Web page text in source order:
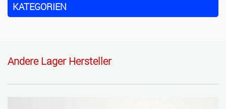
KATEGORIEN
Andere Lager Hersteller